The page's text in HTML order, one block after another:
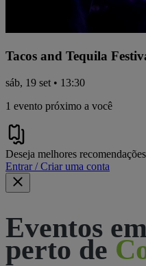
Tacos and Tequila
sáb, 19 set • 13:30
1 evento próximo a você
Deseja melhores
Entrar / Criar uma conta
Eventos
perto de